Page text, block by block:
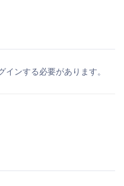
インする必要があります。